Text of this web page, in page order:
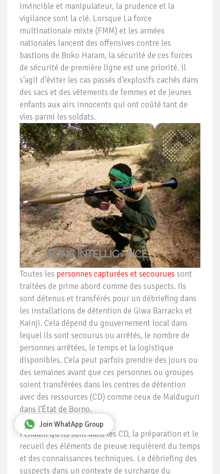
invincible et manipulateur, la prudence et la
vigilance sont la clé. Lorsque La force
multinationale mixte (FMM) et les armées
nationales lancent des offensives contre les
bastions de Boko Haram, la sécurité de ces forces
de sécurité de première ligne est une priorité. Il
s’agit d’éviter les cas passés d’explosifs cachés dans
des sacs et des vêtements de femmes et de jeunes
enfants aux airs innocents qui ont coûté tant de
vies parmi les soldats.
Toutes les personnes capturées et secourues sont
traitées de prime abord comme des suspects. Ils
sont détenus et transférés pour un débriefing dans
les installations de détention de Giwa Barracks et
Kainji. Cela dépend du gouvernement local dans
lequel ils sont secourus ou arrêtés, le nombre de
personnes arrêtées, le temps et la logistique
disponibles. Cela peut parfois prendre des jours ou
des semaines avant que ces personnes ou groupes
soient transférées dans les centres de détention
avec des ressources (CD) comme ceux de Maiduguri
dans l’État de Borno.
Pendant qu’ils sont dans les CD, la préparation et le
recueil des éléments de preuve requièrent du temps
et des connaissances techniques. Le débriefing des
suspects dans un contexte de surcharge du
Join WhatApp Group